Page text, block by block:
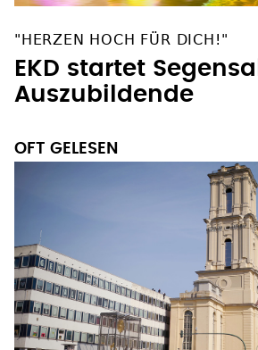
"HERZEN HOCH FÜR DICH!"
EKD startet
OFT GELESEN